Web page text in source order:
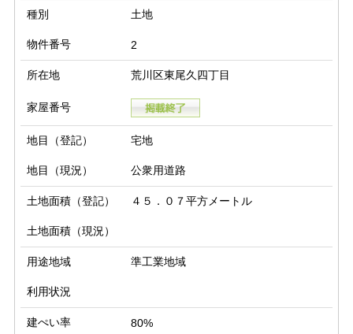
種別 土地
物件番号 2
所在地 荒川区東尾久四丁目
家屋番号
地目（登記） 宅地
地目（現況） 公衆用道路
土地面積（登記） ４５．０７平方メートル
土地面積（現況）
用途地域 準工業地域
利用状況
建ぺい率 80%